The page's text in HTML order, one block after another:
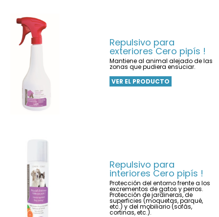
Repulsivo para
exteriores Cero pipís !
Mantiene al animal alejado de las
zonas que pudiera ensuciar.
VER EL PRODUCTO
Repulsivo para
interiores Cero pipís !
Protección del entorno frente a los
excrementos de gatos y perros.
Protección de jardineras, de
superficies (moquetas, parqué,
etc.) y del mobiliario (sofás,
cortinas, etc.).